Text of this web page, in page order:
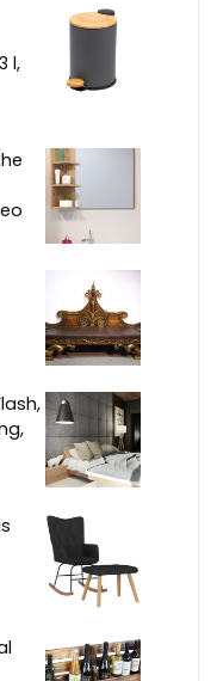
l,